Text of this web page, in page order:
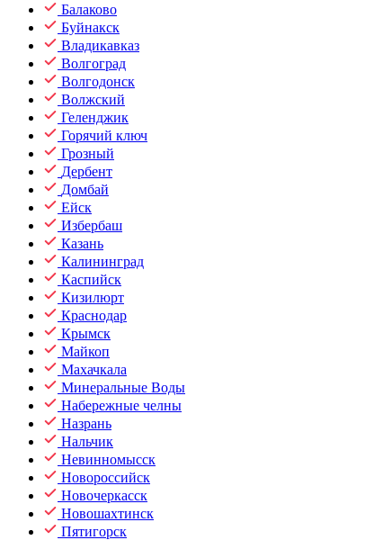
Балаково
Буйнакск
Владикавказ
Волгоград
Волгодонск
Волжский
Геленджик
Горячий ключ
Грозный
Дербент
Домбай
Ейск
Избербаш
Казань
Калининград
Каспийск
Кизилюрт
Краснодар
Крымск
Майкоп
Махачкала
Минеральные Воды
Набережные челны
Назрань
Нальчик
Невинномысск
Новороссийск
Новочеркасск
Новошахтинск
Пятигорск